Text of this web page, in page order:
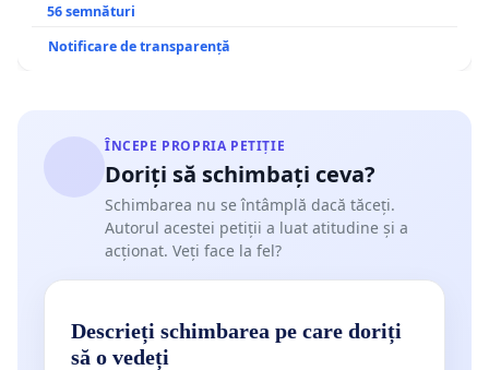
56 semnături
Notificare de transparență
ÎNCEPE PROPRIA PETIȚIE
Doriți să schimbați ceva?
Schimbarea nu se întâmplă dacă tăceți.
Autorul acestei petiții a luat atitudine și a
acționat. Veți face la fel?
Descrieți schimbarea pe care doriți
să o vedeți